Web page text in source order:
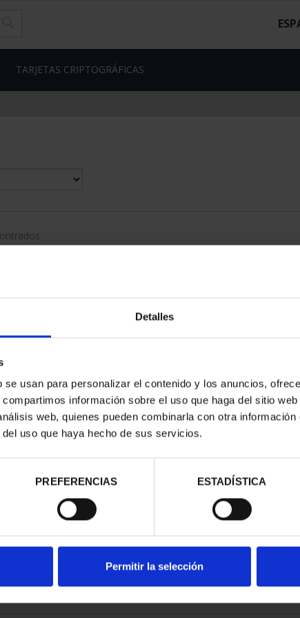
Detalles
usan para personalizar el contenido y los anuncios,
información sobre el uso que haga del sitio
web, quienes pueden combinarla con otra
uso que haya hecho de sus servicios.
PREFERENCIAS ESTADÍSTICA
Permitir la selección
TARJETAS CRIPTOGRÁFICAS
-
REAL